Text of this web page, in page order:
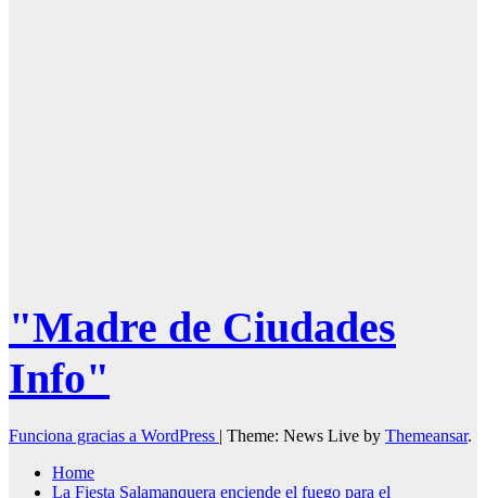
"Madre de Ciudades
Info"
Funciona gracias a WordPress | Theme: News Live by Themeansar.
Home
La Fiesta Salamanquera enciende el fuego para el